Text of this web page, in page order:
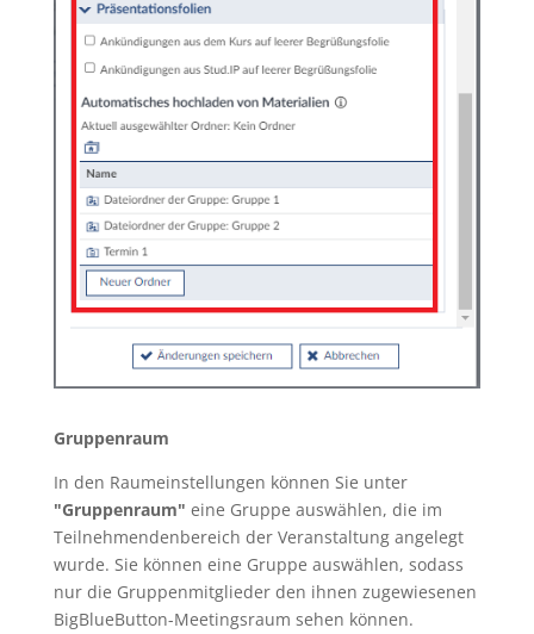
Gruppenraum
In den Raumeinstellungen können Sie unter
"Gruppenraum" eine Gruppe auswählen, die im
Teilnehmendenbereich der Veranstaltung angelegt
wurde. Sie können eine Gruppe auswählen, sodass
nur die Gruppenmitglieder den ihnen zugewiesenen
BigBlueButton-Meetingsraum sehen können.